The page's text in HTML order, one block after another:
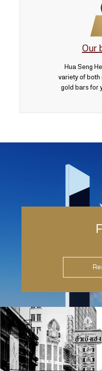
Our
Hua Seng
variety of both
gold bars for